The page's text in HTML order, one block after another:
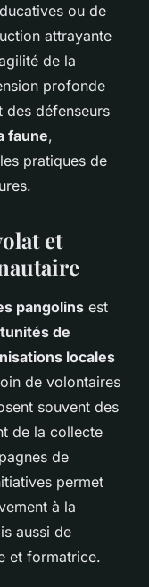
ou de
attrayante
de la
profonde
des défenseurs
faune,
pratiques de
et
pangolins est
de
locales
de volontaires
souvent des
de la collecte
de
permet
à la
aussi de
et formatrice.